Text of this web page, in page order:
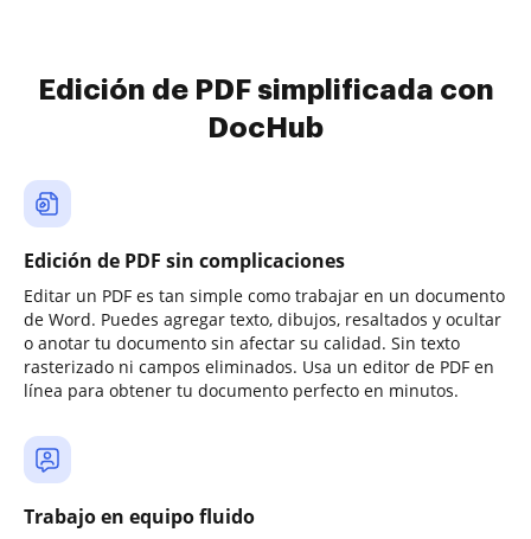
Edición de PDF simplificada con
DocHub
Edición de PDF sin complicaciones
Editar un PDF es tan simple como trabajar en un documento
de Word. Puedes agregar texto, dibujos, resaltados y ocultar
o anotar tu documento sin afectar su calidad. Sin texto
rasterizado ni campos eliminados. Usa un editor de PDF en
línea para obtener tu documento perfecto en minutos.
Trabajo en equipo fluido